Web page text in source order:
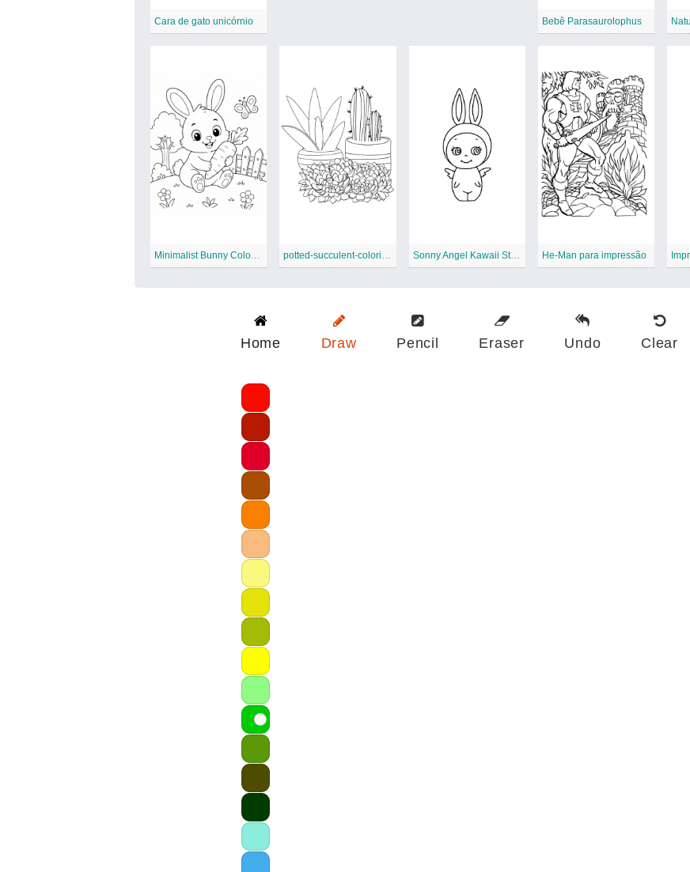
Cara de gato unicórnio Bebê Parasaurolophus
Minimalist Bunny Coloring Page potted-succulent-coloring-page Sonny Angel Kawaii Style Coloring Page-01 He-Man para impressão
Home Draw Pencil Eraser Undo Clear